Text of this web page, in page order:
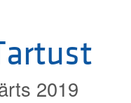
2019